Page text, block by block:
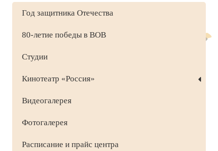
Год защитника Отечества
80-летие победы в ВОВ
Студии
Кинотеатр «Россия»
Видеогалерея
Фотогалерея
Расписание и прайс центра